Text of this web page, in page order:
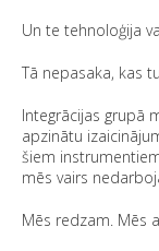
Un te tehnoloģija
Tā nepasaka, kas
Integrācijas grupā
apzinātu
šiem
mēs vairs
Mēs redzam. Mēs